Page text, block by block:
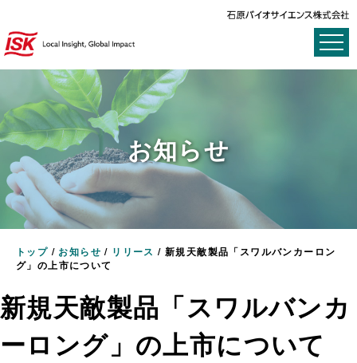
お知らせ
トップ / お知らせ / リリース /新規天敵製品「スワルバンカーロン
グ」の上市について
新規天敵製品「スワルバンカ
ーロング」の上市について